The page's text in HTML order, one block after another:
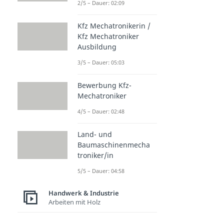
2/5 – Dauer: 02:09
Kfz Mechatronikerin /
Kfz Mechatroniker
Ausbildung
3/5 – Dauer: 05:03
Bewerbung Kfz-
Mechatroniker
4/5 – Dauer: 02:48
Land- und
Baumaschinenmecha
troniker/in
5/5 – Dauer: 04:58
Handwerk & Industrie
Arbeiten mit Holz